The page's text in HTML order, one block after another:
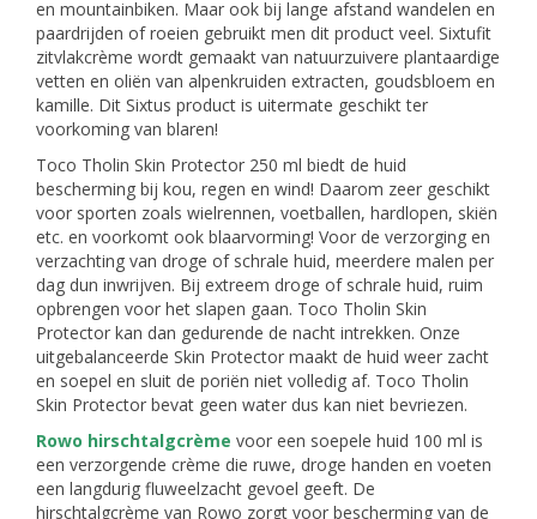
en mountainbiken. Maar ook bij lange afstand wandelen en
paardrijden of roeien gebruikt men dit product veel. Sixtufit
zitvlakcrème wordt gemaakt van natuurzuivere plantaardige
vetten en oliën van alpenkruiden extracten, goudsbloem en
kamille. Dit Sixtus product is uitermate geschikt ter
voorkoming van blaren!
Toco Tholin Skin Protector 250 ml biedt de huid
bescherming bij kou, regen en wind! Daarom zeer geschikt
voor sporten zoals wielrennen, voetballen, hardlopen, skiën
etc. en voorkomt ook blaarvorming! Voor de verzorging en
verzachting van droge of schrale huid, meerdere malen per
dag dun inwrijven. Bij extreem droge of schrale huid, ruim
opbrengen voor het slapen gaan. Toco Tholin Skin
Protector kan dan gedurende de nacht intrekken. Onze
uitgebalanceerde Skin Protector maakt de huid weer zacht
en soepel en sluit de poriën niet volledig af. Toco Tholin
Skin Protector bevat geen water dus kan niet bevriezen.
Rowo hirschtalgcrème voor een soepele huid 100 ml is
een verzorgende crème die ruwe, droge handen en voeten
een langdurig fluweelzacht gevoel geeft. De
hirschtalgcrème van Rowo zorgt voor bescherming van de